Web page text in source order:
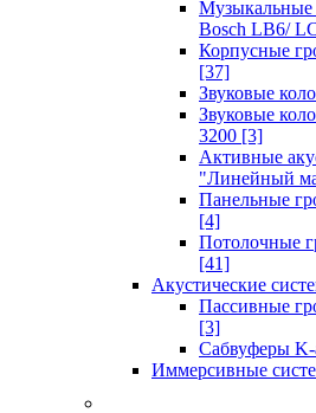
Музыкальные
Bosch LB6/
Корпусные
[37]
Звуковые
Звуковые
3200 [3]
Активные
"Линейный
Панельные
[4]
Потолочные
[41]
Акустические
Пассивные
[3]
Сабвуферы K-
Иммерсивные